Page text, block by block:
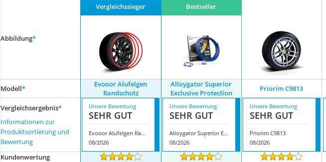
Abbildung*
Vergleichssieger Bestseller
Modell*
Evooor Alufelgen
Randschutz
Alloygator Superior
Exclusive Protection
Priorim C9813
Vergleichsergebnis*
Informationen zur
Produktsortierung und
Bewertung
Unsere Bewertung
SEHR GUT
Evooor Alufelgen Randschutz
08/2026
Unsere Bewertung
SEHR GUT
Alloygator Superior Exclusive Protection
08/2026
Unsere Bewertung
SEHR GUT
Priorim C9813
08/2026
Kundenwertung